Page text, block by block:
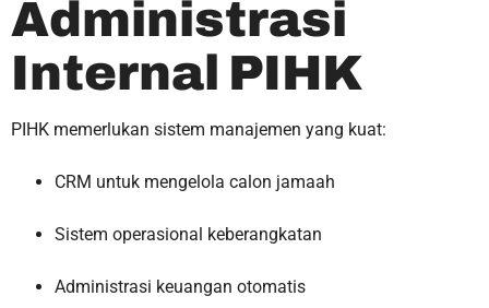
Administrasi
Internal PIHK
PIHK memerlukan sistem manajemen yang kuat:
CRM untuk mengelola calon jamaah
Sistem operasional keberangkatan
Administrasi keuangan otomatis